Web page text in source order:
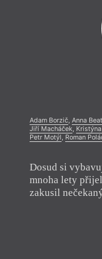
Adam Borzič, Anna
Jiří Macháček,
Petr Motýl, Roman
Dosud si
mnoha lety
zakusil